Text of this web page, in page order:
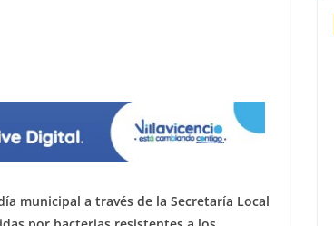
municipal a través de la Secretaría Local